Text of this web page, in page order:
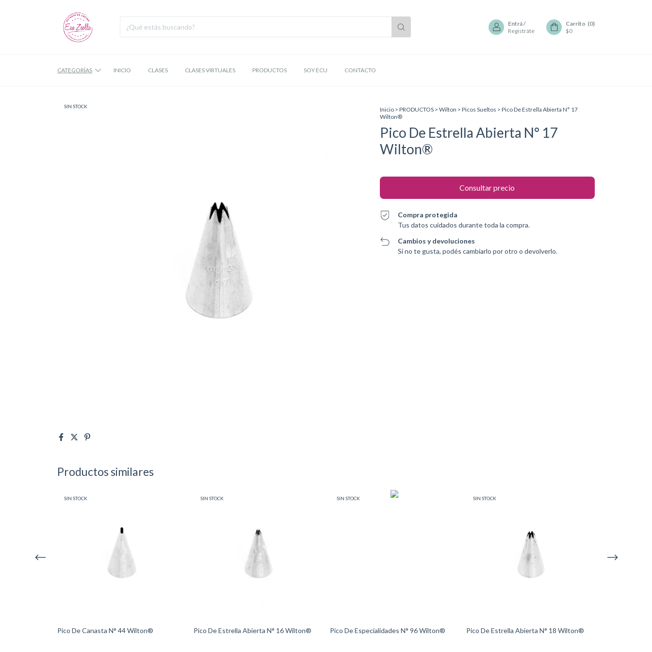
Entrá/
Registráte
Carrito (0)
$0
CATEGORÍAS INICIO CLASES CLASES VIRTUALES PRODUCTOS SOY ECU CONTACTO
SIN STOCK Inicio > PRODUCTOS > Wilton > Picos Sueltos > Pico De Estrella Abierta N° 17
Wilton®
Pico De Estrella Abierta N° 17
Wilton®
Compra protegida
Tus datos cuidados durante toda la compra.
Cambios y devoluciones
Si no te gusta, podés cambiarlo por otro o devolverlo.
Productos similares
SIN STOCK
Pico De Canasta N° 44 Wilton®
SIN STOCK
Pico De Estrella Abierta N° 16 Wilton®
SIN STOCK
Pico De Especialidades N° 96 Wilton®
SIN STOCK
Pico De Estrella Abierta N° 18 Wilton®